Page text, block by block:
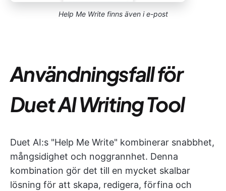
Help Me Write finns även i e-post
Användningsfall för
Duet AI Writing Tool
Duet AI:s "Help Me Write" kombinerar snabbhet,
mångsidighet och noggrannhet. Denna
kombination gör det till en mycket skalbar
lösning för att skapa, redigera, förfina och